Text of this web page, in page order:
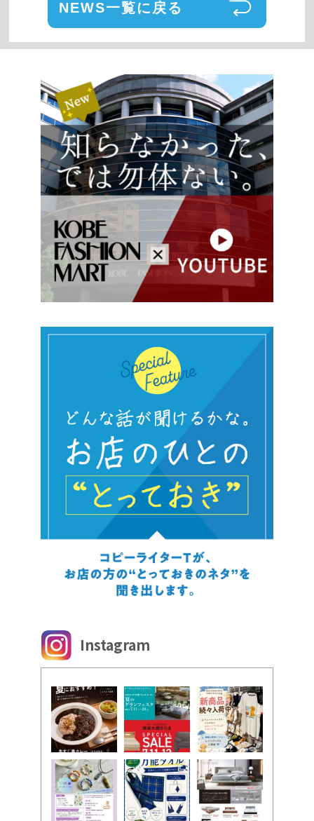
NEWS一覧に戻る
Instagram